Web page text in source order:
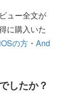
ュー全文が
に購入いた
iOSの方 ・ And
したか？